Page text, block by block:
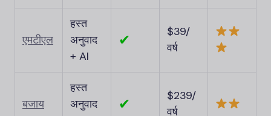
एमटीएल
हस्त
अनुवाद
+ AI
✔
$39/
वर्ष
बजाय
हस्त
अनुवाद
✔
$239/
वर्ष